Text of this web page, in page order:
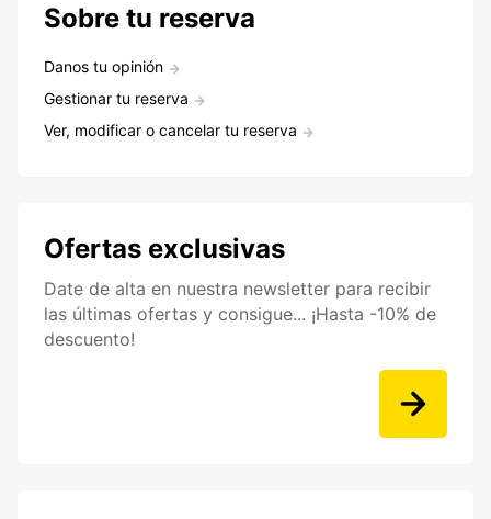
Sobre tu reserva
Danos tu opinión
Gestionar tu reserva
Ver, modificar o cancelar tu reserva
Ofertas exclusivas
Date de alta en nuestra newsletter para recibir
las últimas ofertas y consigue... ¡Hasta -10% de
descuento!